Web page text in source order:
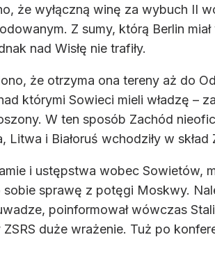
że wyłączną winę za wybuch II
Z sumy, którą Berlin
nad Wisłę nie trafiły.
że otrzyma ona tereny aż do
którymi Sowieci mieli władzę –
W ten sposób Zachód
Litwa i Białoruś wchodziły w
i ustępstwa wobec Sowietów,
sprawę z potęgi Moskwy.
poinformował wówczas
duże wrażenie. Tuż po